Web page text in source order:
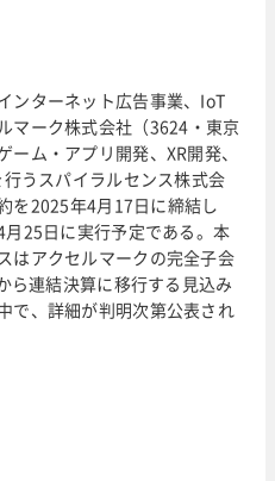
ンターネット広告事業、IoT
マーク株式会社（3624・東京
ム・アプリ開発、XR開発、
うスパイラルセンス株式会
を2025年4月17日に締結し
25日に実行予定である。本
はアクセルマークの完全子会
ら連結決算に移行する見込み
で、詳細が判明次第公表され